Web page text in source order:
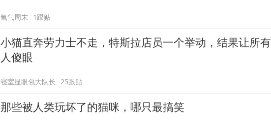
氧气周末 1跟贴
小猫直奔劳力士不走，特斯拉店员一个举动，结果让所有
人傻眼
寝室显眼包大队长 25跟贴
那些被人类玩坏了的猫咪，哪只最搞笑